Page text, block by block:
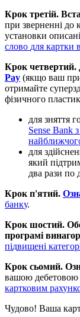
Крок третій. Вст
при зверненні до к
установки описані
слово для картки в
Крок четвертий.
Pay (якщо ваш пр
отримайте суперз
фізичного пластик
для зняття г
Sense Bank з
найближчог
для здійснен
який підтри
два рази по
Крок п'ятий. Озн
банку.
Крок шостий. Об
програмі винагор
підвищені категор
Крок сьомий. Оз
вашою дебетовою
картковим рахунк
Чудово! Ваша кар